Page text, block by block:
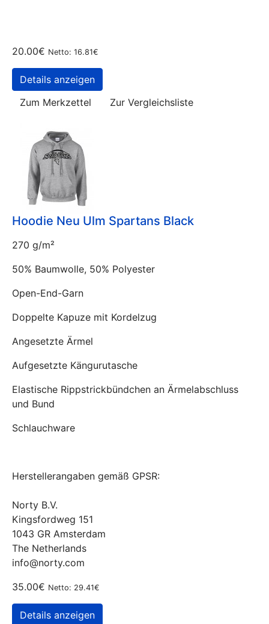
20.00€ Netto: 16.81€
Details anzeigen
Zum Merkzettel
Zur Vergleichsliste
Hoodie Neu Ulm Spartans Black
270 g/m²
50% Baumwolle, 50% Polyester
Open-End-Garn
Doppelte Kapuze mit Kordelzug
Angesetzte Ärmel
Aufgesetzte Kängurutasche
Elastische Rippstrickbündchen an Ärmelabschluss
und Bund
Schlauchware
Herstellerangaben gemäß GPSR:
Norty B.V.
Kingsfordweg 151
1043 GR Amsterdam
The Netherlands
info@norty.com
35.00€ Netto: 29.41€
Details anzeigen